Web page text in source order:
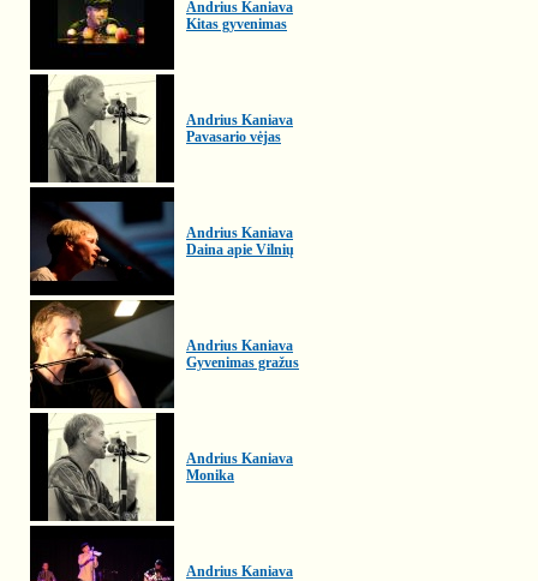
Andrius Kaniava
Kitas gyvenimas
Andrius Kaniava
Pavasario vėjas
Andrius Kaniava
Daina apie Vilnių
Andrius Kaniava
Gyvenimas gražus
Andrius Kaniava
Monika
Andrius Kaniava